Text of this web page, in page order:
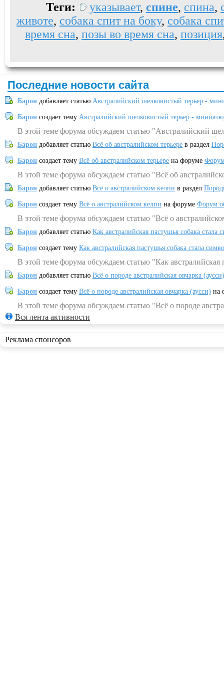
Теги: указывает, спине, спина,
животе, собака спит на боку, собака
время сна, позы во время сна, позиция
Последние новости сайта
Барон добавляет статью Австралийский шелковистый терьер -
Барон создает тему Австралийский шелковистый терьер -
В этой теме форума обсуждаем статью "Австралийский
Барон добавляет статью Всё об австралийском терьере в раздел
Барон создает тему Всё об австралийском терьере на форуме
В этой теме форума обсуждаем статью "Всё об
Барон добавляет статью Всё о австралийском келпи в раздел
Барон создает тему Всё о австралийском келпи на форуме Форум
В этой теме форума обсуждаем статью "Всё о
Барон добавляет статью Как австралийская пастушья собака
Барон создает тему Как австралийская пастушья собака стала
В этой теме форума обсуждаем статью "Как
Барон добавляет статью Всё о породе австралийская овчарка (аусси)
Барон создает тему Всё о породе австралийская овчарка (аусси) на
В этой теме форума обсуждаем статью "Всё о породе
Вся лента активности
Реклама спонсоров